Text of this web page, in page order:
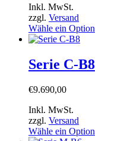
Inkl. MwSt.
zzgl. Versand
Wähle ein Option
Serie C-B8
€9.690,00
Inkl. MwSt.
zzgl. Versand
Wähle ein Option